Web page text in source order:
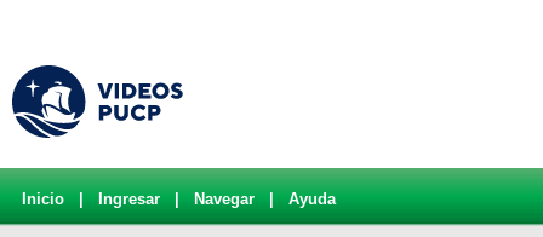
Inicio Ingresar Navegar Ayuda